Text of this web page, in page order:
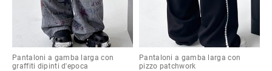
Pantaloni a gamba larga con
graffiti dipinti d'epoca
Pantaloni a gamba larga con
pizzo patchwork